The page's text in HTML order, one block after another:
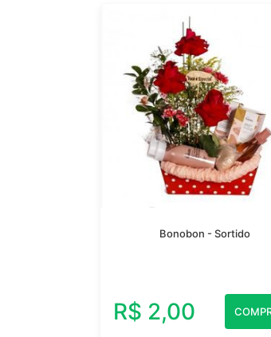
Bonobon - Sortido
R$ 2,00